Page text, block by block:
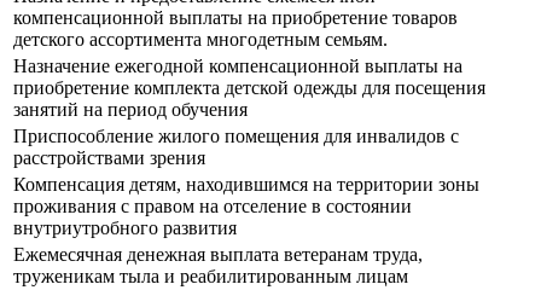
компенсационной выплаты на приобретение товаров
детского ассортимента многодетным семьям.
Назначение ежегодной компенсационной выплаты на
приобретение комплекта детской одежды для посещения
занятий на период обучения
Приспособление жилого помещения для инвалидов с
расстройствами зрения
Компенсация детям, находившимся на территории зоны
проживания с правом на отселение в состоянии
внутриутробного развития
Ежемесячная денежная выплата ветеранам труда,
труженикам тыла и реабилитированным лицам